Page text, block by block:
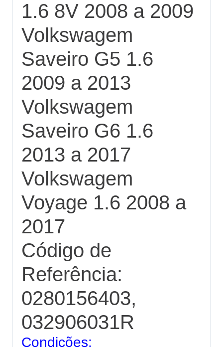
1.6 8V 2008 a 2009
Volkswagem
Saveiro G5 1.6
2009 a 2013
Volkswagem
Saveiro G6 1.6
2013 a 2017
Volkswagem
Voyage 1.6 2008 a
2017
Código de
Referência:
0280156403,
032906031R
Condições: